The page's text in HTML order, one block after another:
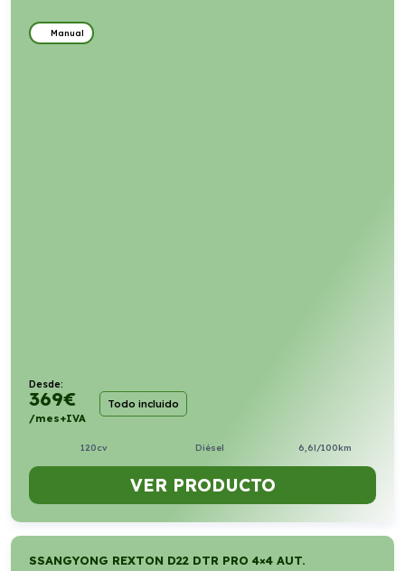
Manual
Desde:
369€
/mes+IVA
Todo incluido
120cv Diésel 6,6l/100km
VER PRODUCTO
SSANGYONG REXTON D22 DTR PRO 4×4 AUT.